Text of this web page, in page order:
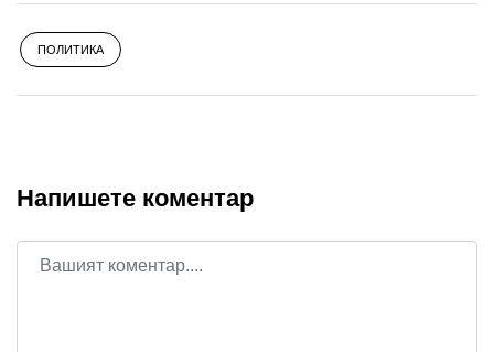
ПОЛИТИКА
Напишете коментар